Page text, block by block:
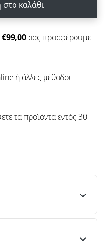
καλάθι
€99,00 σας προσφέρουμε
ή άλλες μέθοδοι
τα προϊόντα εντός 30